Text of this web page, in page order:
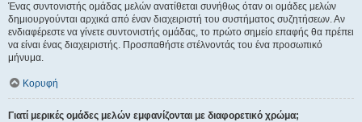
Ένας συντονιστής ομάδας μελών ανατίθεται συνήθως όταν οι ομάδες μελών
δημιουργούνται αρχικά από έναν διαχειριστή του συστήματος συζητήσεων. Αν
ενδιαφέρεστε να γίνετε συντονιστής ομάδας, το πρώτο σημείο επαφής θα πρέπει
να είναι ένας διαχειριστής. Προσπαθήστε στέλνοντάς του ένα προσωπικό
μήνυμα.
Κορυφή
Γιατί μερικές ομάδες μελών εμφανίζονται με διαφορετικό χρώμα;